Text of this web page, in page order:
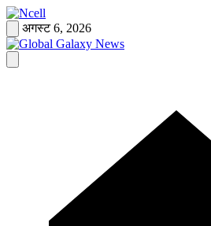
Skip
to
content
अगस्ट 6, 2026